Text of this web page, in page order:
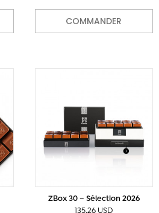
COMMANDER
ZBox 30 – Sélection 2026
135.26 USD